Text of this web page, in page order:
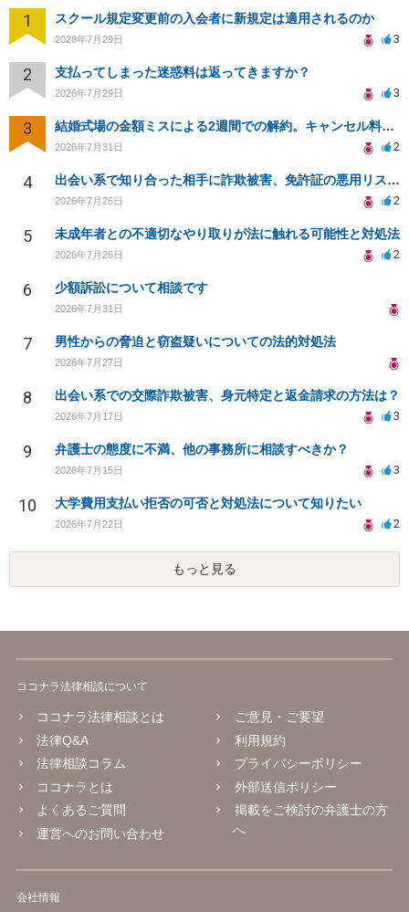
1 スクール規定変更前の入会者に新規定は適用されるのか
2026年7月29日 3
2 支払ってしまった迷惑料は返ってきますか？
2026年7月29日 3
3 結婚式場の金額ミスによる2週間での解約。キャンセル料10万円の免除は可能か。
2026年7月31日 2
4 出会い系で知り合った相手に詐欺被害、免許証の悪用リスクと対策。
2026年7月26日 2
5 未成年者との不適切なやり取りが法に触れる可能性と対処法
2026年7月26日 2
6 少額訴訟について相談です
2026年7月31日
7 男性からの脅迫と窃盗疑いについての法的対処法
2026年7月27日
8 出会い系での交際詐欺被害、身元特定と返金請求の方法は？
2026年7月17日 3
9 弁護士の態度に不満、他の事務所に相談すべきか？
2026年7月15日 3
10 大学費用支払い拒否の可否と対処法について知りたい
2026年7月22日 2
もっと見る
ココナラ法律相談について
ココナラ法律相談とは
法律Q&A
法律相談コラム
ココナラとは
よくあるご質問
運営へのお問い合わせ
ご意見・ご要望
利用規約
プライバシーポリシー
外部送信ポリシー
掲載をご検討の弁護士の方
へ
会社情報